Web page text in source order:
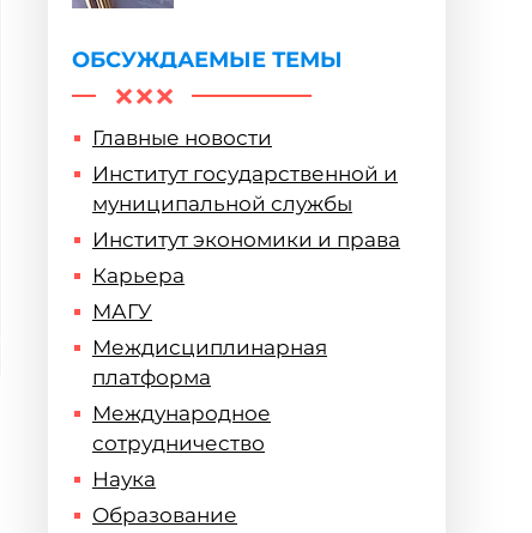
ОБСУЖДАЕМЫЕ ТЕМЫ
Главные новости
Институт государственной и
муниципальной службы
Институт экономики и права
Карьера
МАГУ
Междисциплинарная
платформа
Международное
сотрудничество
Наука
Образование